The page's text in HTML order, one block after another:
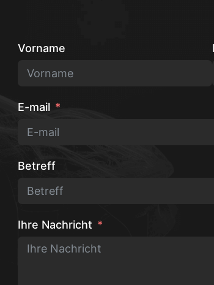
Vorname
E-mail
Betreff
Ihre Nachricht